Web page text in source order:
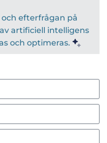
efterfrågan på
artificiell intelligens
och optimeras.